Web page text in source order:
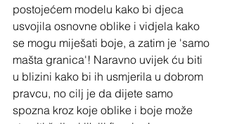
postojećem modelu kako bi djeca
usvojila osnovne oblike i vidjela kako
se mogu miješati boje, a zatim je 'samo
mašta granica'! Naravno uvijek ću biti
u blizini kako bi ih usmjerila u dobrom
pravcu, no cilj je da dijete samo
spozna kroz koje oblike i boje može